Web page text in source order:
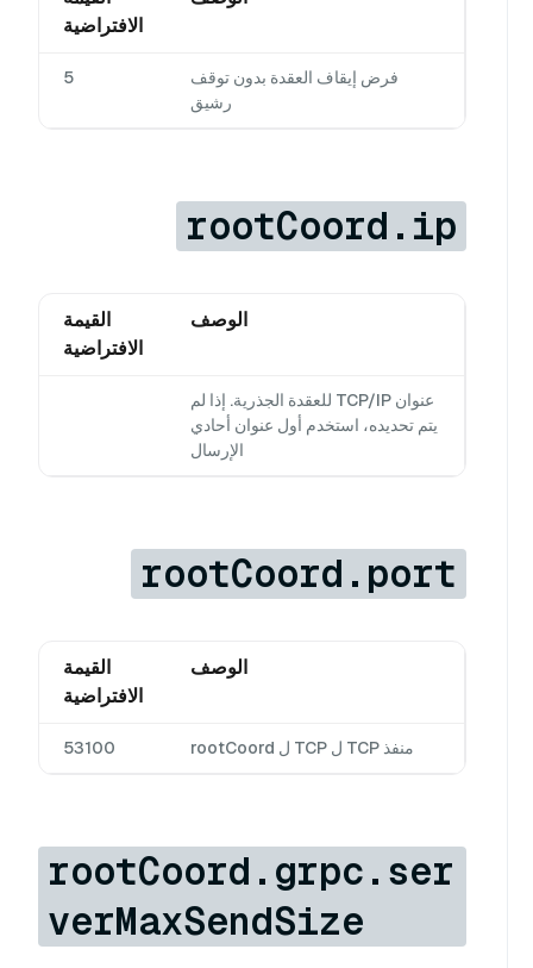
الافتراضية
فرض إيقاف العقدة بدون توقف
رشيق
5
rootCoord.ip
الوصف
القيمة
الافتراضية
عنوان TCP/IP للعقدة الجذرية. إذا لم
يتم تحديده، استخدم أول عنوان أحادي
الإرسال
rootCoord.port
الوصف
القيمة
الافتراضية
منفذ TCP ل TCP ل rootCoord 53100
rootCoord.grpc.ser
verMaxSendSize